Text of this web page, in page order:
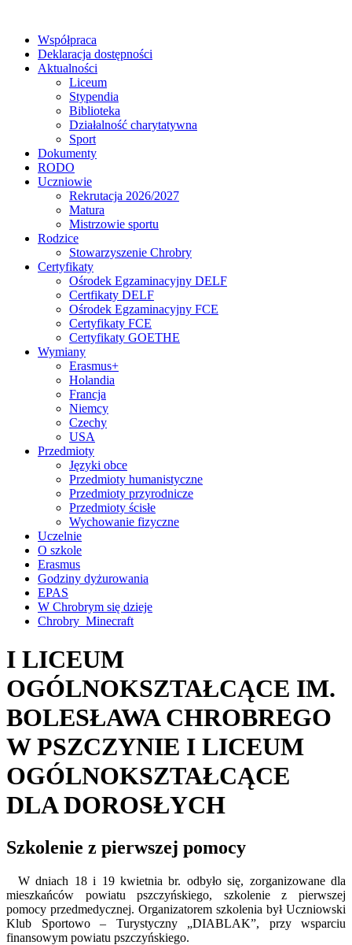
Współpraca
Deklaracja dostępności
Aktualności
Liceum
Stypendia
Biblioteka
Działalność charytatywna
Sport
Dokumenty
RODO
Uczniowie
Rekrutacja 2026/2027
Matura
Mistrzowie sportu
Rodzice
Stowarzyszenie Chrobry
Certyfikaty
Ośrodek Egzaminacyjny DELF
Certfikaty DELF
Ośrodek Egzaminacyjny FCE
Certyfikaty FCE
Certyfikaty GOETHE
Wymiany
Erasmus+
Holandia
Francja
Niemcy
Czechy
USA
Przedmioty
Języki obce
Przedmioty humanistyczne
Przedmioty przyrodnicze
Przedmioty ścisłe
Wychowanie fizyczne
Uczelnie
O szkole
Erasmus
Godziny dyżurowania
EPAS
W Chrobrym się dzieje
Chrobry_Minecraft
I LICEUM
OGÓLNOKSZTAŁCĄCE IM.
BOLESŁAWA CHROBREGO
W PSZCZYNIE I LICEUM
OGÓLNOKSZTAŁCĄCE
DLA DOROSŁYCH
Szkolenie z pierwszej pomocy
W dniach 18 i 19 kwietnia br. odbyło się, zorganizowane dla
mieszkańców powiatu pszczyńskiego, szkolenie z pierwszej
pomocy przedmedycznej. Organizatorem szkolenia był Uczniowski
Klub Sportowo – Turystyczny „DIABLAK”, przy wsparciu
finansowym powiatu pszczyńskiego.